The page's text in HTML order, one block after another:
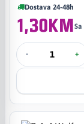
Dostava 24-48h
1,30KMSa
- +